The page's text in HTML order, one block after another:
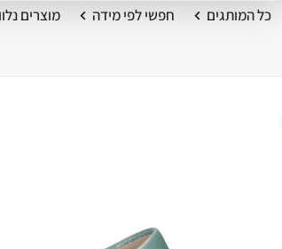
כל המותגים חפשי לפי מידה מוצרים